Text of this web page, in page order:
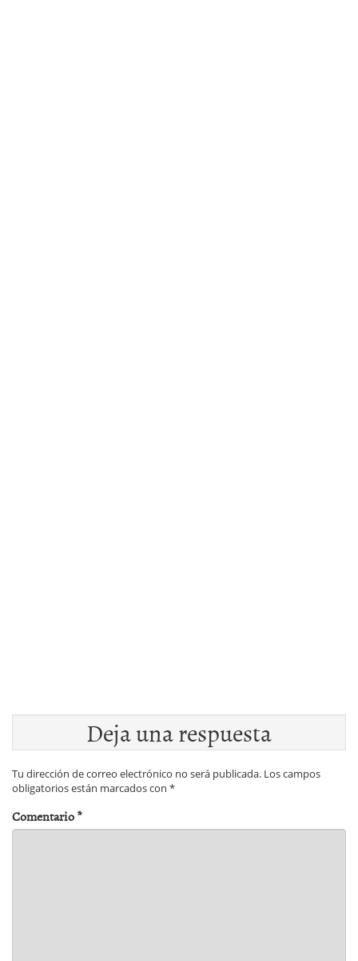
Deja una respuesta
Tu dirección de correo electrónico no será publicada. Los campos
obligatorios están marcados con *
Comentario*